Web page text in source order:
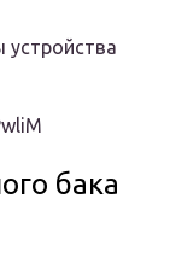
устройства
бака